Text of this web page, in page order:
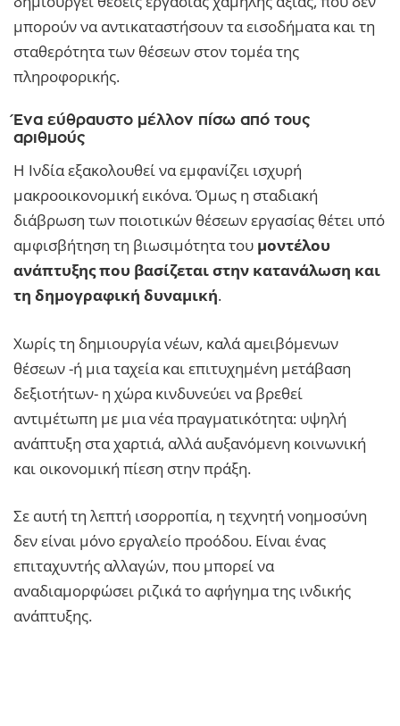
μπορούν να αντικαταστήσουν τα εισοδήματα και τη
σταθερότητα των θέσεων στον τομέα της
πληροφορικής.
Ένα εύθραυστο μέλλον πίσω από τους
αριθμούς
Η Ινδία εξακολουθεί να εμφανίζει ισχυρή
μακροοικονομική εικόνα. Όμως η σταδιακή
διάβρωση των ποιοτικών θέσεων εργασίας θέτει υπό
αμφισβήτηση τη βιωσιμότητα του μοντέλου
ανάπτυξης που βασίζεται στην κατανάλωση και
τη δημογραφική δυναμική.
Χωρίς τη δημιουργία νέων, καλά αμειβόμενων
θέσεων -ή μια ταχεία και επιτυχημένη μετάβαση
δεξιοτήτων- η χώρα κινδυνεύει να βρεθεί
αντιμέτωπη με μια νέα πραγματικότητα: υψηλή
ανάπτυξη στα χαρτιά, αλλά αυξανόμενη κοινωνική
και οικονομική πίεση στην πράξη.
Σε αυτή τη λεπτή ισορροπία, η τεχνητή νοημοσύνη
δεν είναι μόνο εργαλείο προόδου. Είναι ένας
επιταχυντής αλλαγών, που μπορεί να
αναδιαμορφώσει ριζικά το αφήγημα της ινδικής
ανάπτυξης.